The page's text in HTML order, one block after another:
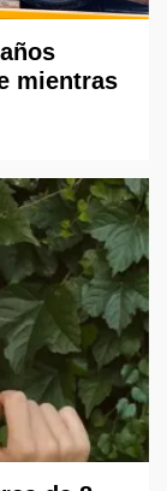
mientras